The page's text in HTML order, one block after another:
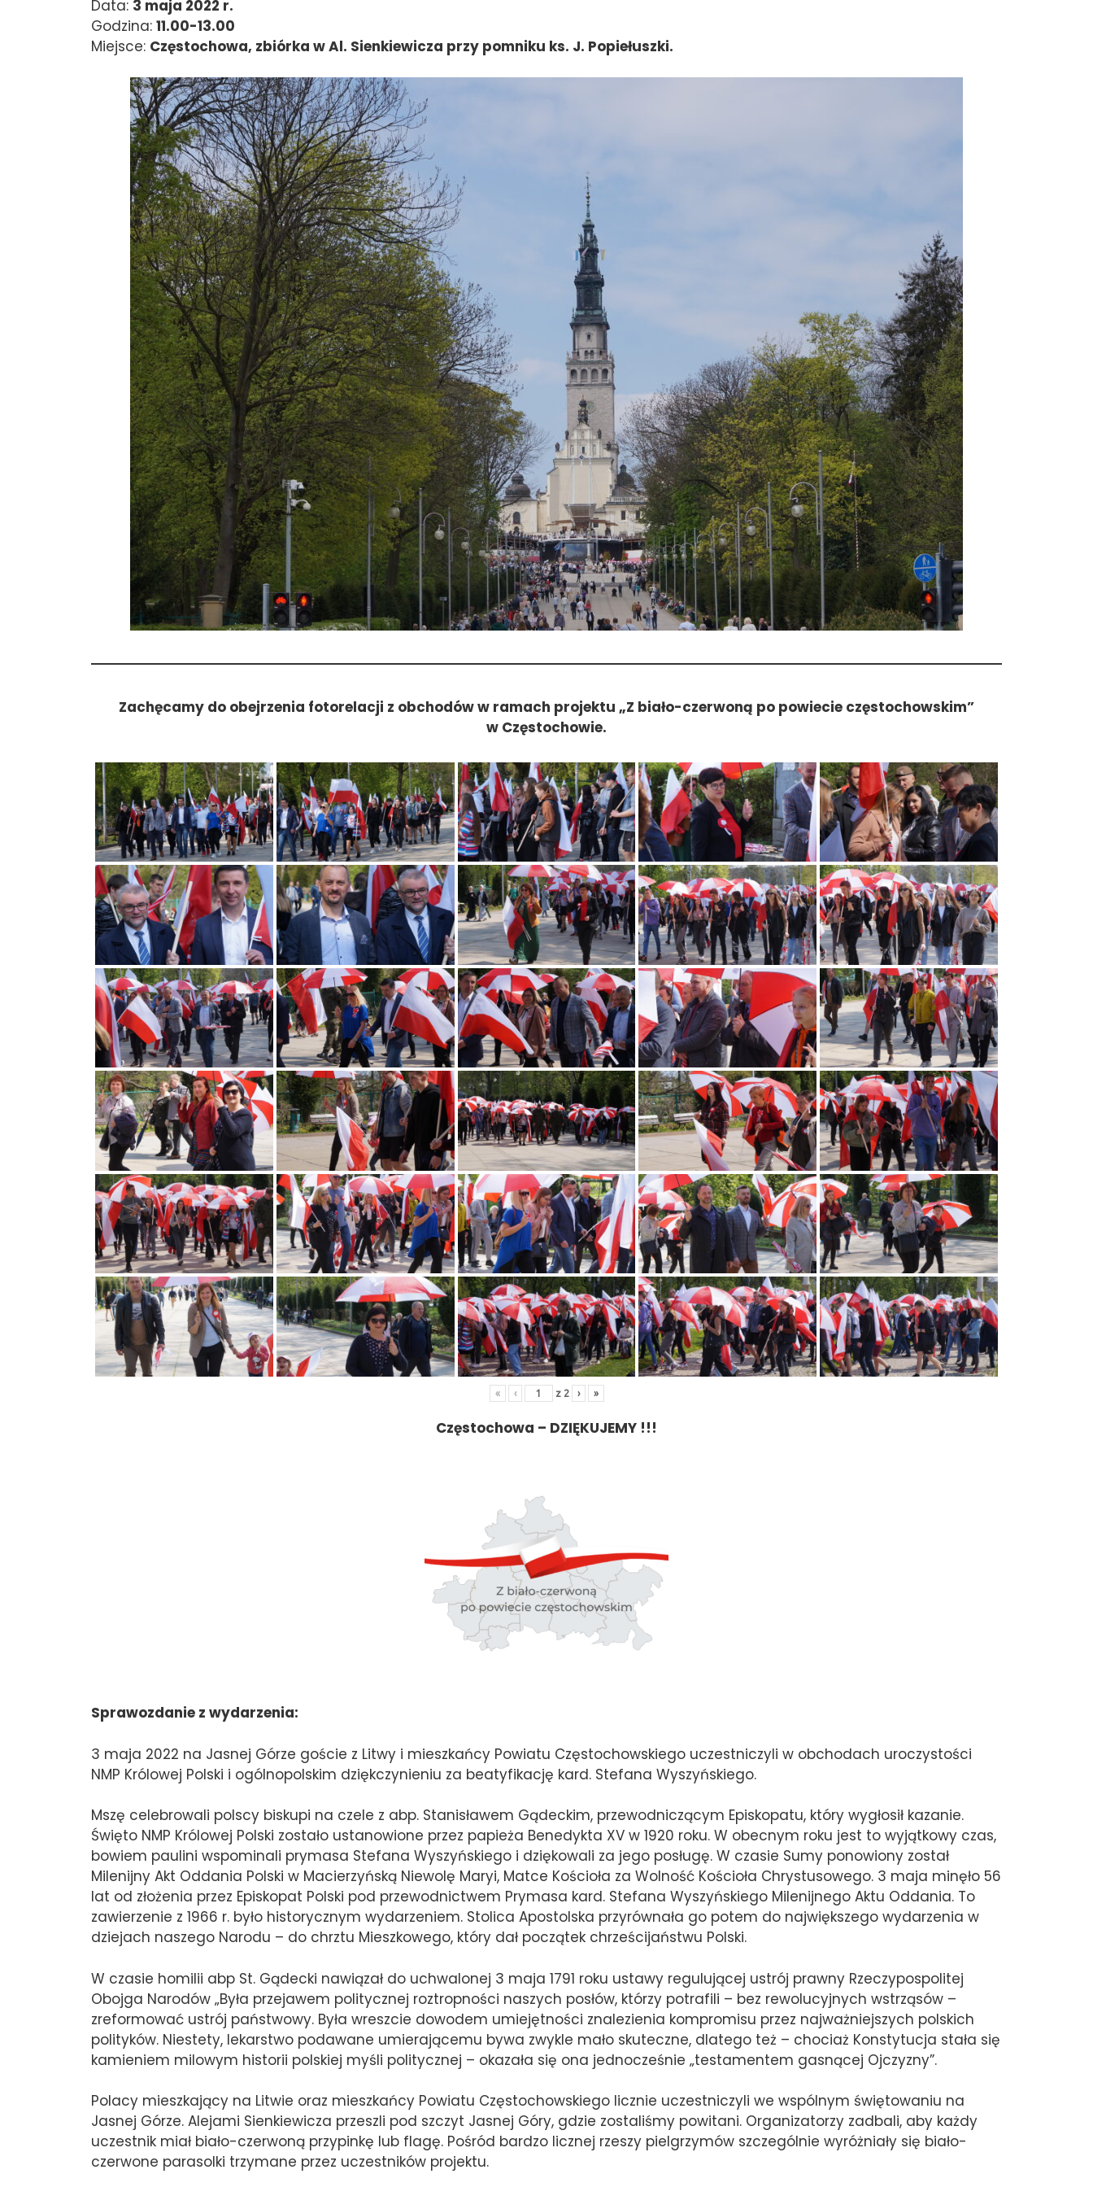
Data: 3 maja 2022 r.
Godzina: 11.00-13.00
Miejsce: Częstochowa, zbiórka w Al. Sienkiewicza przy pomniku ks. J. Popiełuszki.
Zachęcamy do obejrzenia fotorelacji z obchodów w ramach projektu „Z biało-czerwoną po powiecie częstochowskim”
w Częstochowie.
« ‹ z 2 › »
Częstochowa – DZIĘKUJEMY !!!
Sprawozdanie z wydarzenia:
3 maja 2022 na Jasnej Górze goście z Litwy i mieszkańcy Powiatu Częstochowskiego uczestniczyli w obchodach uroczystości
NMP Królowej Polski i ogólnopolskim dziękczynieniu za beatyfikację kard. Stefana Wyszyńskiego.
Mszę celebrowali polscy biskupi na czele z abp. Stanisławem Gądeckim, przewodniczącym Episkopatu, który wygłosił kazanie.
Święto NMP Królowej Polski zostało ustanowione przez papieża Benedykta XV w 1920 roku. W obecnym roku jest to wyjątkowy czas,
bowiem paulini wspominali prymasa Stefana Wyszyńskiego i dziękowali za jego posługę. W czasie Sumy ponowiony został
Milenijny Akt Oddania Polski w Macierzyńską Niewolę Maryi, Matce Kościoła za Wolność Kościoła Chrystusowego. 3 maja minęło 56
lat od złożenia przez Episkopat Polski pod przewodnictwem Prymasa kard. Stefana Wyszyńskiego Milenijnego Aktu Oddania. To
zawierzenie z 1966 r. było historycznym wydarzeniem. Stolica Apostolska przyrównała go potem do największego wydarzenia w
dziejach naszego Narodu – do chrztu Mieszkowego, który dał początek chrześcijaństwu Polski.
W czasie homilii abp St. Gądecki nawiązał do uchwalonej 3 maja 1791 roku ustawy regulującej ustrój prawny Rzeczypospolitej
Obojga Narodów „Była przejawem politycznej roztropności naszych posłów, którzy potrafili – bez rewolucyjnych wstrząsów –
zreformować ustrój państwowy. Była wreszcie dowodem umiejętności znalezienia kompromisu przez najważniejszych polskich
polityków. Niestety, lekarstwo podawane umierającemu bywa zwykle mało skuteczne, dlatego też – chociaż Konstytucja stała się
kamieniem milowym historii polskiej myśli politycznej – okazała się ona jednocześnie „testamentem gasnącej Ojczyzny”.
Polacy mieszkający na Litwie oraz mieszkańcy Powiatu Częstochowskiego licznie uczestniczyli we wspólnym świętowaniu na
Jasnej Górze. Alejami Sienkiewicza przeszli pod szczyt Jasnej Góry, gdzie zostaliśmy powitani. Organizatorzy zadbali, aby każdy
uczestnik miał biało-czerwoną przypinkę lub flagę. Pośród bardzo licznej rzeszy pielgrzymów szczególnie wyróżniały się biało-
czerwone parasolki trzymane przez uczestników projektu.